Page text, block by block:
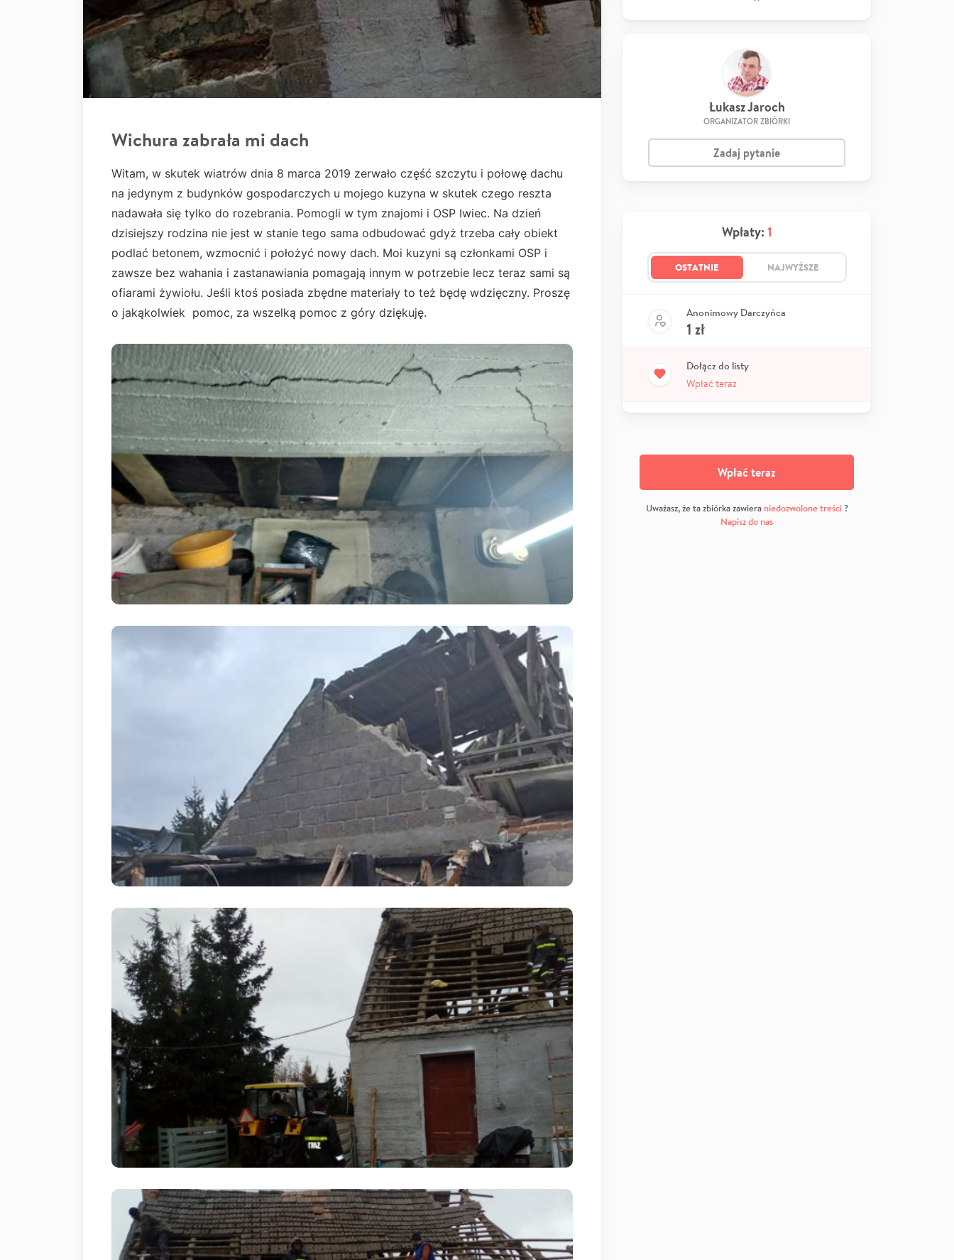
Wichura zabrała mi dach
Witam, w skutek wiatrów dnia 8 marca 2019 zerwało część szczytu i połowę dachu
na jedynym z budynków gospodarczych u mojego kuzyna w skutek czego reszta
nadawała się tylko do rozebrania. Pomogli w tym znajomi i OSP Iwiec. Na dzień
dzisiejszy rodzina nie jest w stanie tego sama odbudować gdyż trzeba cały obiekt
podlać betonem, wzmocnić i położyć nowy dach. Moi kuzyni są członkami OSP i
zawsze bez wahania i zastanawiania pomagają innym w potrzebie lecz teraz sami są
ofiarami żywiołu. Jeśli ktoś posiada zbędne materiały to też będę wdzięczny. Proszę
o jakąkolwiek pomoc, za wszelką pomoc z góry dziękuję.
Łukasz Jaroch
ORGANIZATOR ZBIÓRKI
Zadaj pytanie
Wpłaty: 1
OSTATNIE NAJWYŻSZE
Anonimowy Darczyńca
1 zł
Dołącz do listy
Wpłać teraz
Wpłać teraz
Uważasz, że ta zbiórka zawiera niedozwolone treści?
Napisz do nas